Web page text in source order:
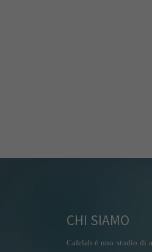
CHI SIAMO
Cafelab è uno studio di